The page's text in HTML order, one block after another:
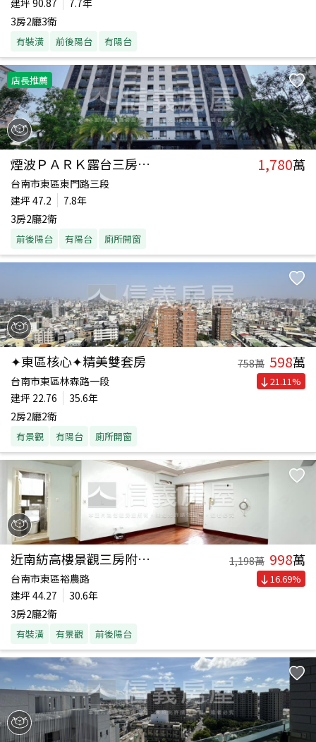
建坪 90.87
7.7年
3房2廳3衛
有裝潢 前後陽台 有陽台
店長推薦
煙波ＰＡＲＫ露台三房平車 1,780萬
台南市東區東門路三段
建坪 47.2
7.8年
3房2廳2衛
前後陽台 有陽台 廁所開窗
✦東區核心✦精美雙套房 758萬 598萬
台南市東區林森路一段
建坪 22.76
35.6年
2房2廳2衛
有景觀 有陽台 廁所開窗
21.11%
近南紡高樓景觀三房附平車 1,198萬 998萬
台南市東區裕農路
建坪 44.27
30.6年
3房2廳2衛
有裝潢 有景觀 前後陽台
16.69%